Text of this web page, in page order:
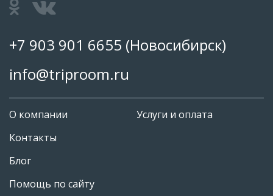
+7 903 901 6655 (Новосибирск)
info@triproom.ru
О компании
Контакты
Блог
Помощь по сайту
Услуги и оплата